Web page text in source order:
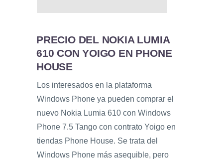
PRECIO DEL NOKIA LUMIA
610 CON YOIGO EN PHONE
HOUSE
Los interesados en la plataforma
Windows Phone ya pueden comprar el
nuevo Nokia Lumia 610 con Windows
Phone 7.5 Tango con contrato Yoigo en
tiendas Phone House. Se trata del
Windows Phone más asequible, pero